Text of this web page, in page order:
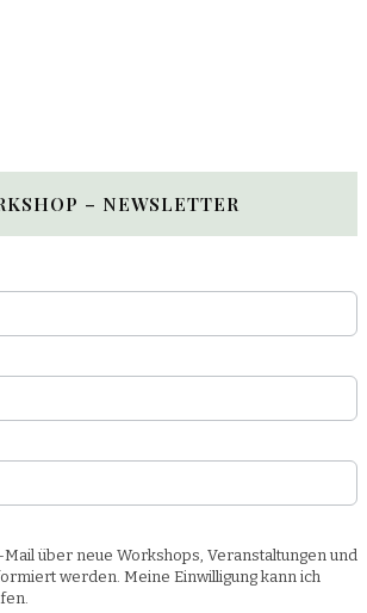
– NEWSLETTER
über neue Workshops, Veranstaltungen und
werden. Meine Einwilligung kann ich